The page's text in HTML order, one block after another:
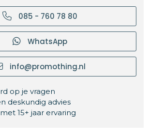
085 - 760 78 80
WhatsApp
info@promothing.nl
op je vragen
deskundig advies
15+ jaar ervaring